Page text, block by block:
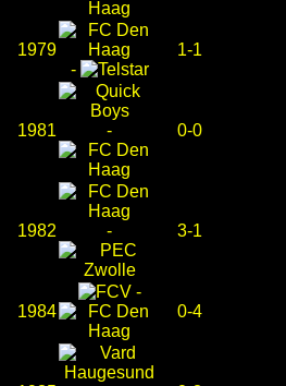
1979
-
1-1
1981 - 0-0
1982 - 3-1
1984
-
0-4